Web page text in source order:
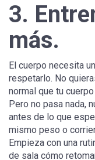
3.
más.
El cuerpo necesita
respetarlo. No
normal que tu
Pero no pasa nada,
antes de lo que
mismo peso o
Empieza con una
de sala cómo